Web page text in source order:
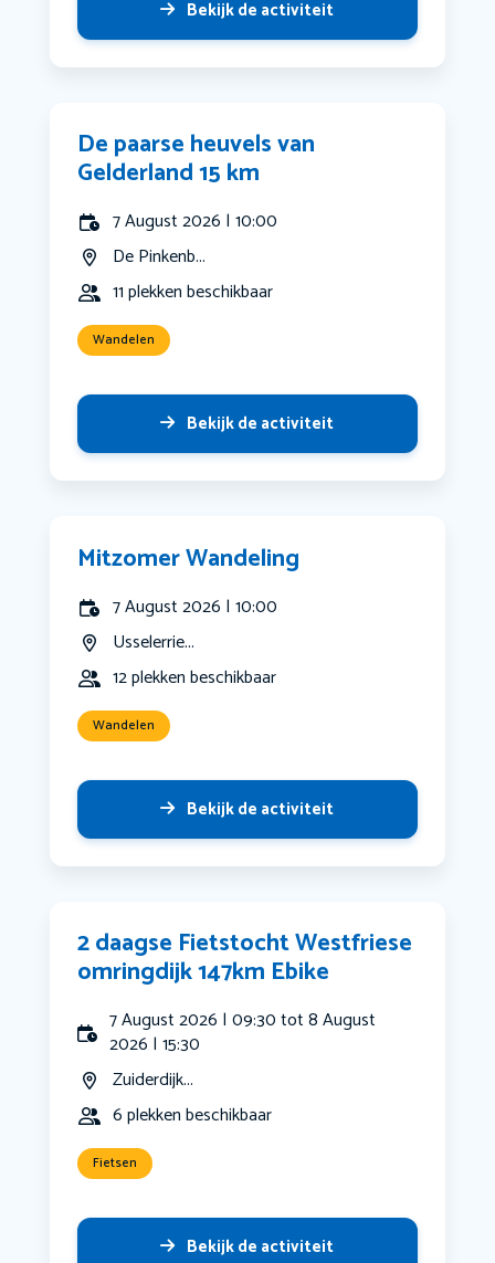
Bekijk de activiteit
De paarse heuvels van
Gelderland 15 km
7 August 2026 | 10:00
De Pinkenb...
11 plekken beschikbaar
Wandelen
Bekijk de activiteit
Mitzomer Wandeling
7 August 2026 | 10:00
Usselerrie...
12 plekken beschikbaar
Wandelen
Bekijk de activiteit
2 daagse Fietstocht Westfriese
omringdijk 147km Ebike
7 August 2026 | 09:30 tot 8 August
2026 | 15:30
Zuiderdijk...
6 plekken beschikbaar
Fietsen
Bekijk de activiteit